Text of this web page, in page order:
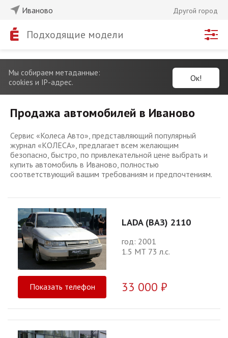
Иваново Другой город
Подходящие модели
Мы собираем метаданные:
cookies и IP-адрес.
Ок!
Продажа автомобилей в Иваново
Сервис «Колеса Авто», представляющий популярный
журнал «КОЛЕСА», предлагает всем желающим
безопасно, быстро, по привлекательной цене выбрать и
купить автомобиль в Иваново, полностью
соответствующий вашим требованиям и предпочтениям.
LADA (ВАЗ) 2110
год: 2001
1.5 МТ 73 л.с.
Показать телефон 33 000 ₽